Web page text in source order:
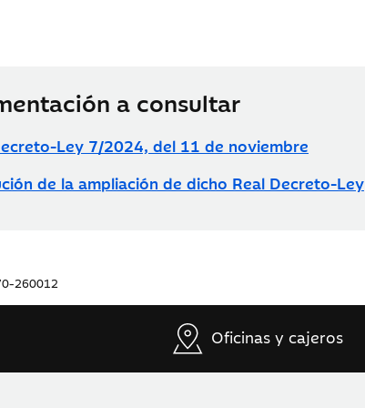
a consultar
Ley 7/2024, del 11 de noviembre
de la ampliación de dicho Real Decreto-Ley
260012
Oficinas y cajeros